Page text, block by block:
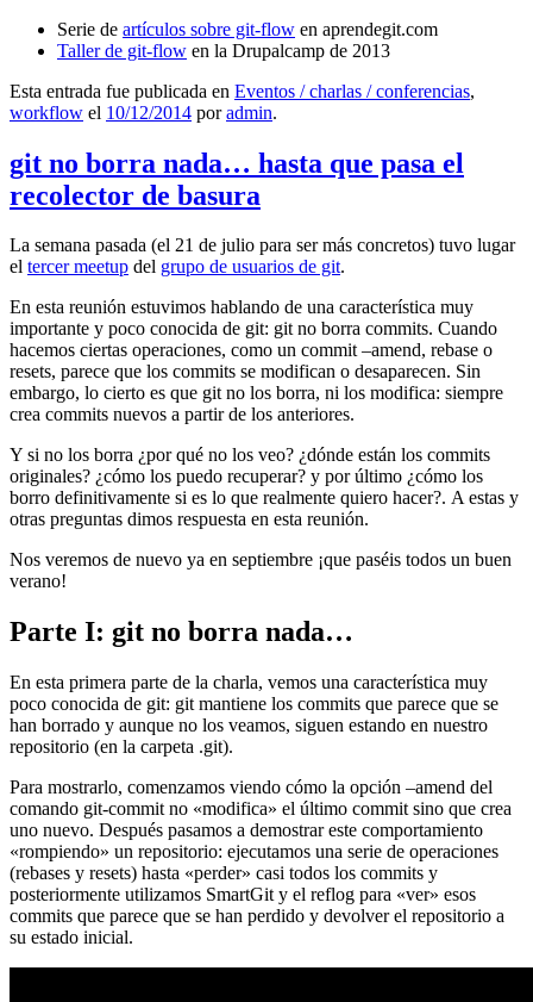
Serie de artículos sobre git-flow en aprendegit.com
Taller de git-flow en la Drupalcamp de 2013
Esta entrada fue publicada en Eventos / charlas / conferencias,
workflow el 10/12/2014 poradmin.
git no borra nada… hasta que pasa el
recolector de basura
La semana pasada (el 21 de julio para ser más concretos) tuvo lugar
el tercer meetup del grupo de usuarios de git.
En esta reunión estuvimos hablando de una característica muy
importante y poco conocida de git: git no borra commits. Cuando
hacemos ciertas operaciones, como un commit –amend, rebase o
resets, parece que los commits se modifican o desaparecen. Sin
embargo, lo cierto es que git no los borra, ni los modifica: siempre
crea commits nuevos a partir de los anteriores.
Y si no los borra ¿por qué no los veo? ¿dónde están los commits
originales? ¿cómo los puedo recuperar? y por último ¿cómo los
borro definitivamente si es lo que realmente quiero hacer?. A estas y
otras preguntas dimos respuesta en esta reunión.
Nos veremos de nuevo ya en septiembre ¡que paséis todos un buen
verano!
Parte I: git no borra nada…
En esta primera parte de la charla, vemos una característica muy
poco conocida de git: git mantiene los commits que parece que se
han borrado y aunque no los veamos, siguen estando en nuestro
repositorio (en la carpeta .git).
Para mostrarlo, comenzamos viendo cómo la opción –amend del
comando git-commit no «modifica» el último commit sino que crea
uno nuevo. Después pasamos a demostrar este comportamiento
«rompiendo» un repositorio: ejecutamos una serie de operaciones
(rebases y resets) hasta «perder» casi todos los commits y
posteriormente utilizamos SmartGit y el reflog para «ver» esos
commits que parece que se han perdido y devolver el repositorio a
su estado inicial.